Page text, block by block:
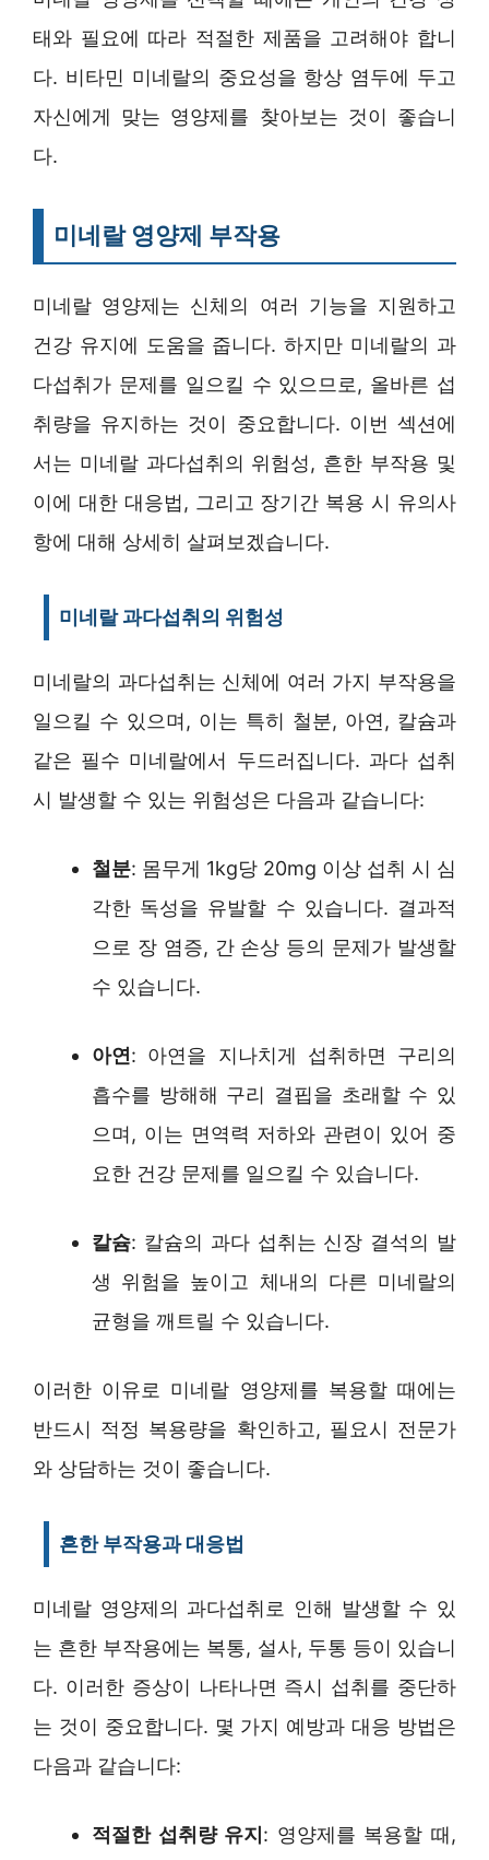
태와 필요에 따라 적절한 제품을 고려해야 합니
다. 비타민 미네랄의 중요성을 항상 염두에 두고
자신에게 맞는 영양제를 찾아보는 것이 좋습니
다.
미네랄 영양제 부작용
미네랄 영양제는 신체의 여러 기능을 지원하고
건강 유지에 도움을 줍니다. 하지만 미네랄의 과
다섭취가 문제를 일으킬 수 있으므로, 올바른 섭
취량을 유지하는 것이 중요합니다. 이번 섹션에
서는 미네랄 과다섭취의 위험성, 흔한 부작용 및
이에 대한 대응법, 그리고 장기간 복용 시 유의사
항에 대해 상세히 살펴보겠습니다.
미네랄 과다섭취의 위험성
미네랄의 과다섭취는 신체에 여러 가지 부작용을
일으킬 수 있으며, 이는 특히 철분, 아연, 칼슘과
같은 필수 미네랄에서 두드러집니다. 과다 섭취
시 발생할 수 있는 위험성은 다음과 같습니다:
철분: 몸무게 1kg당 20mg 이상 섭취 시 심
각한 독성을 유발할 수 있습니다. 결과적
으로 장 염증, 간 손상 등의 문제가 발생할
수 있습니다.
아연: 아연을 지나치게 섭취하면 구리의
흡수를 방해해 구리 결핍을 초래할 수 있
으며, 이는 면역력 저하와 관련이 있어 중
요한 건강 문제를 일으킬 수 있습니다.
칼슘: 칼슘의 과다 섭취는 신장 결석의 발
생 위험을 높이고 체내의 다른 미네랄의
균형을 깨트릴 수 있습니다.
이러한 이유로 미네랄 영양제를 복용할 때에는
반드시 적정 복용량을 확인하고, 필요시 전문가
와 상담하는 것이 좋습니다.
흔한 부작용과 대응법
미네랄 영양제의 과다섭취로 인해 발생할 수 있
는 흔한 부작용에는 복통, 설사, 두통 등이 있습니
다. 이러한 증상이 나타나면 즉시 섭취를 중단하
는 것이 중요합니다. 몇 가지 예방과 대응 방법은
다음과 같습니다:
적절한 섭취량 유지: 영양제를 복용할 때,